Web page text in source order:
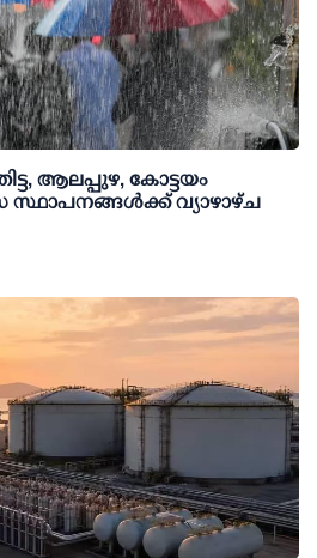
ആലപ്പുഴ, കോട്ടയം
സ്ഥാപനങ്ങള്‍ക്ക് വ്യാഴാഴ്ച